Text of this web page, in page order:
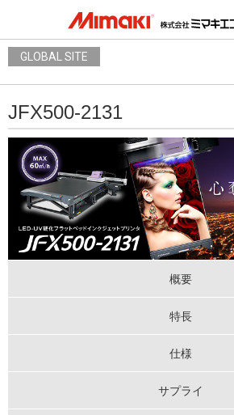
GLOBAL SITE
JFX500-2131
概要
特長
仕様
サプライ